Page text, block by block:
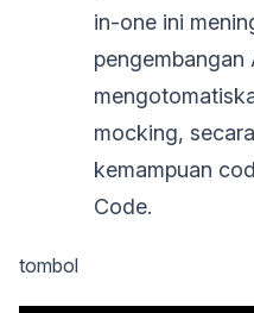
in-one ini
pengembangan
mocking,
kemampuan
Code.
tombol